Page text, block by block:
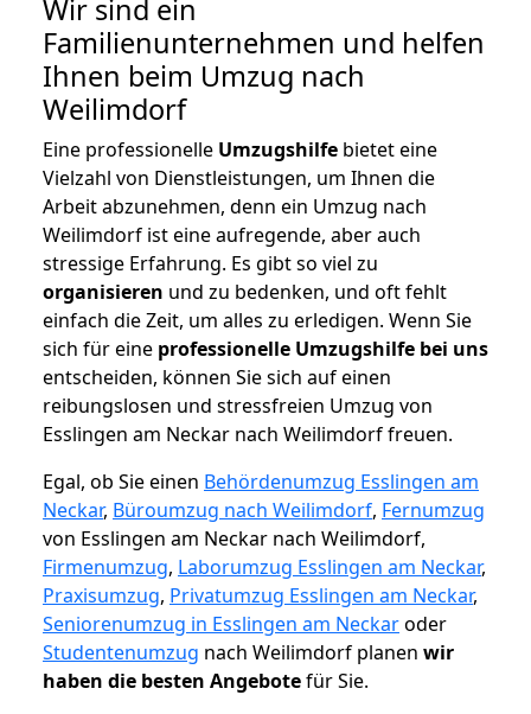
Wir sind ein
Familienunternehmen und helfen
Ihnen beim Umzug nach
Weilimdorf
Eine professionelle Umzugshilfe bietet eine
Vielzahl von Dienstleistungen, um Ihnen die
Arbeit abzunehmen, denn ein Umzug nach
Weilimdorf ist eine aufregende, aber auch
stressige Erfahrung. Es gibt so viel zu
organisieren und zu bedenken, und oft fehlt
einfach die Zeit, um alles zu erledigen. Wenn Sie
sich für eine professionelle Umzugshilfe bei uns
entscheiden, können Sie sich auf einen
reibungslosen und stressfreien Umzug von
Esslingen am Neckar nach Weilimdorf freuen.
Egal, ob Sie einen Behördenumzug Esslingen am
Neckar, Büroumzug nach Weilimdorf, Fernumzug
von Esslingen am Neckar nach Weilimdorf,
Firmenumzug, Laborumzug Esslingen am Neckar,
Praxisumzug, Privatumzug Esslingen am Neckar,
Seniorenumzug in Esslingen am Neckaroder
Studentenumzug nach Weilimdorf planen wir
haben die besten Angebotefür Sie.